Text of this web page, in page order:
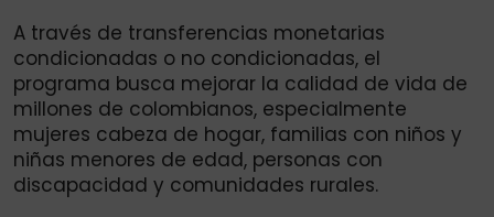
A través de transferencias monetarias
condicionadas o no condicionadas, el
programa busca mejorar la calidad de vida de
millones de colombianos, especialmente
mujeres cabeza de hogar, familias con niños y
niñas menores de edad, personas con
discapacidad y comunidades rurales.